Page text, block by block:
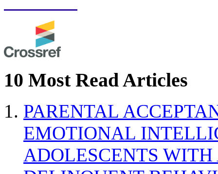
10 Most Read Articles
PARENTAL
EMOTIONAL
ADOLESCENTS